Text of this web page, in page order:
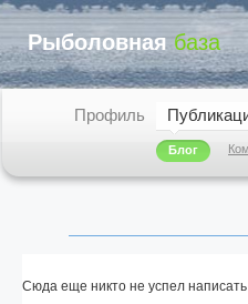
Рыболовная база
Профиль
Блог
Сюда еще никто не успел написать